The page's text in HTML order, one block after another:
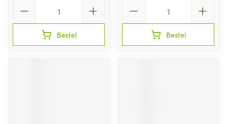
Bestel Bestel